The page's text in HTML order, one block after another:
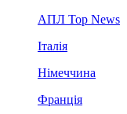
АПЛ Top News
Італія
Німеччина
Франція